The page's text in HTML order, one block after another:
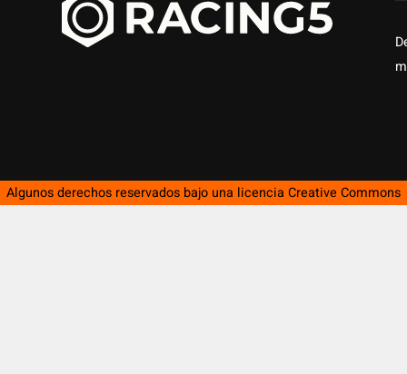
Algunos derechos reservados bajo una licencia Creative Commons